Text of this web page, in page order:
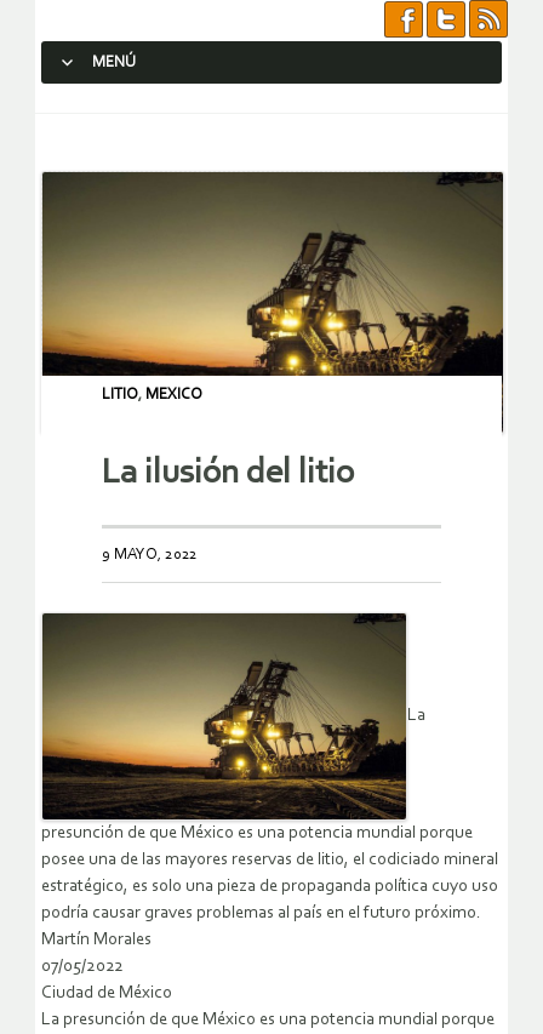
MENÚ
LITIO, MEXICO
La ilusión del litio
9 MAYO, 2022
La
presunción de que México es una potencia mundial porque
posee una de las mayores reservas de litio, el codiciado mineral
estratégico, es solo una pieza de propaganda política cuyo uso
podría causar graves problemas al país en el futuro próximo.
Martín Morales
07/05/2022
Ciudad de México
La presunción de que México es una potencia mundial porque